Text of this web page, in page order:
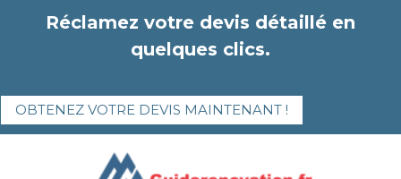
Réclamez votre devis détaillé en
quelques clics.
OBTENEZ VOTRE DEVIS MAINTENANT !